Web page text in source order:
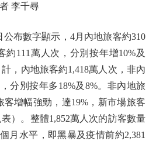
李千尋
布數字顯示，4月內地旅客約310
約111萬人次，分別按年增10%及
，內地旅客約1,418萬人次，非內
分別按年多18%及8%。非內地旅
客增幅強勁，達19%，新市場旅客
）。整體1,852萬人次的訪客數量
月水平，即黑暴及疫情前約2,381